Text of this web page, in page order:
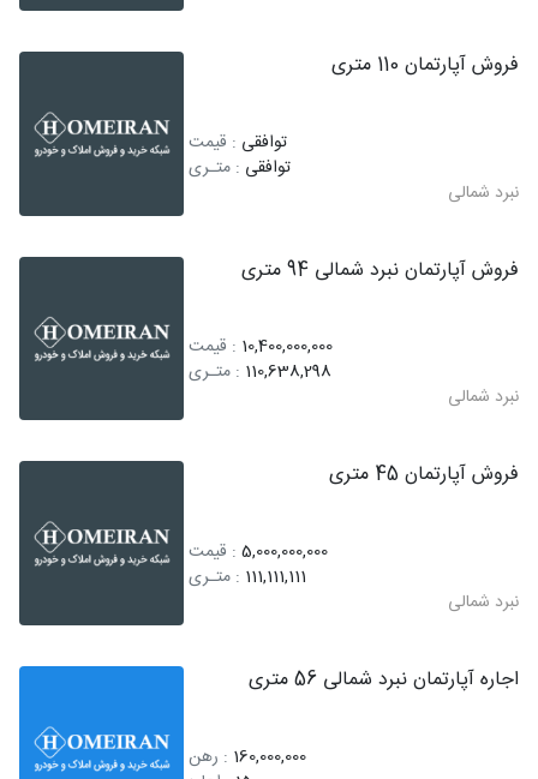
فروش آپارتمان 110 متری
توافقی : قیمت
توافقی : متـری
نبرد شمالی
فروش آپارتمان نبرد شمالی 94 متری
10,400,000,000 : قیمت
110,638,298 : متـری
نبرد شمالی
فروش آپارتمان 45 متری
5,000,000,000 : قیمت
111,111,111 : متـری
نبرد شمالی
اجاره آپارتمان نبرد شمالی 56 متری
160,000,000 : رهن